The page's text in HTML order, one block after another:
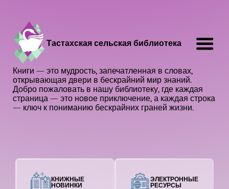
Тастахская сельская библиотека
Книги — это мудрость, запечатленная в словах,
открывающая двери в бескрайний мир знаний.
Добро пожаловать в нашу библиотеку, где каждая
страница — это новое приключение, а каждая строка
— ключ к пониманию бескрайних граней жизни.
КНИЖНЫЕ
НОВИНКИ
ЭЛЕКТРОННЫЕ
РЕСУРСЫ